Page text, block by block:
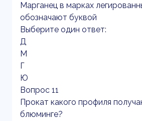
Марганец в марках
обозначают буквой
Выберите один ответ:
Д
М
Г
Ю
Вопрос 11
Прокат какого профиля
блюминге?